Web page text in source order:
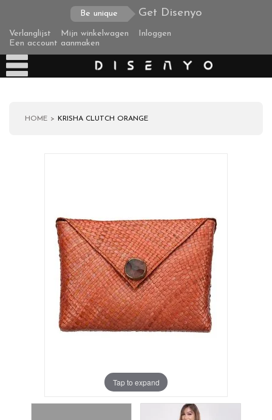
Be unique Get Disenyo
Verlanglijst Mijn winkelwagen
Inloggen
Een account aanmaken
Zakelijke klanten
HOME KRISHA CLUTCH ORANGE
Tap to expand